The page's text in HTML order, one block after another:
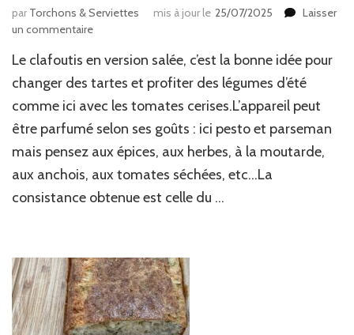
par Torchons & Serviettes mis à jour le 25/07/2025
Laisser
un commentairesur
de
tomates
au
pesto
Le clafoutis en version salée, c’est la bonne idée pour
changer des tartes et profiter des légumes d’été
comme ici avec les tomates cerises.L’appareil peut
être parfumé selon ses goûts : ici pesto et parseman
mais pensez aux épices, aux herbes, à la moutarde,
aux anchois, aux tomates séchées, etc…La
consistance obtenue est celle du …